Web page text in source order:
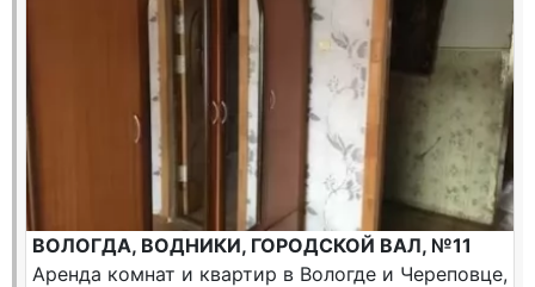
ВОЛОГДА, ВОДНИКИ, ГОРОДСКОЙ ВАЛ, №11
Аренда комнат и квартир в Вологде и Череповце,